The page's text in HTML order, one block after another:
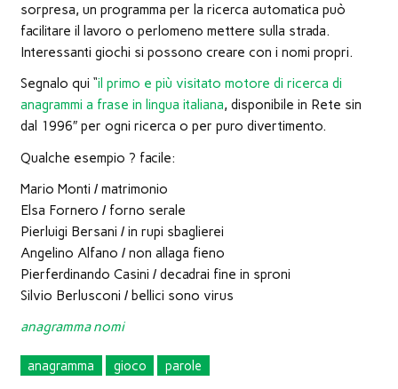
sorpresa, un programma per la ricerca automatica può
facilitare il lavoro o perlomeno mettere sulla strada.
Interessanti giochi si possono creare con i nomi propri.
Segnalo qui “il primo e più visitato motore di ricerca di
anagrammi a frase in lingua italiana, disponibile in Rete sin
dal 1996″ per ogni ricerca o per puro divertimento.
Qualche esempio ? facile:
Mario Monti / matrimonio
Elsa Fornero / forno serale
Pierluigi Bersani / in rupi sbaglierei
Angelino Alfano / non allaga fieno
Pierferdinando Casini / decadrai fine in sproni
Silvio Berlusconi / bellici sono virus
anagramma nomi
anagramma gioco parole